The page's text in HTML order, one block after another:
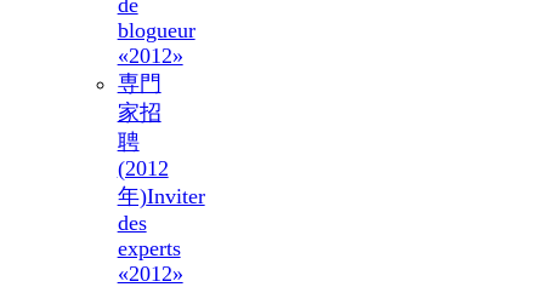
blogueur
«2012»
専門
家招
聘
(2012
年)Inviter
des
experts
«2012»